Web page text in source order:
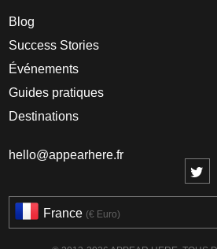
Blog
Success Stories
Événements
Guides pratiques
Destinations
hello@appearhere.fr
France (€ Euro)